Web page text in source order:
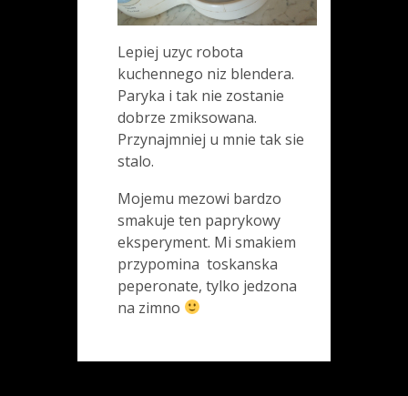
Lepiej uzyc robota
kuchennego niz blendera.
Paryka i tak nie zostanie
dobrze zmiksowana.
Przynajmniej u mnie tak sie
stalo.
Mojemu mezowi bardzo
smakuje ten paprykowy
eksperyment. Mi smakiem
przypomina toskanska
peperonate, tylko jedzona
na zimno